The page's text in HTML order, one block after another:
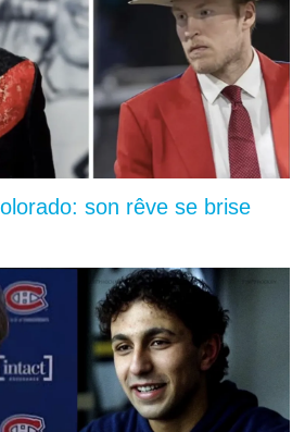
son rêve se brise